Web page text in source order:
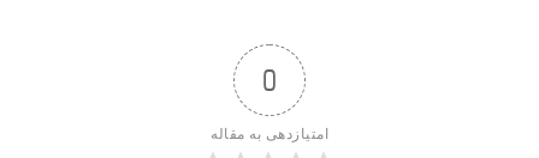
0
امتیازدهی به مقاله